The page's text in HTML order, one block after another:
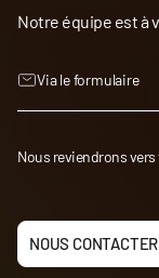
Notre équipe est à
Via le formulaire
Nous reviendrons
NOUS CONTACTER